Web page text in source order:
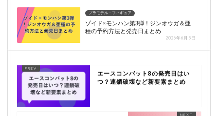
プラモデル・フィギュア
ゾイド×モンハン第3弾！ジンオウガ＆亜
種の予約方法と発売日まとめ
2026年6月5日
エースコンバット8の発売日はい
つ？連鎖破壊など新要素まとめ